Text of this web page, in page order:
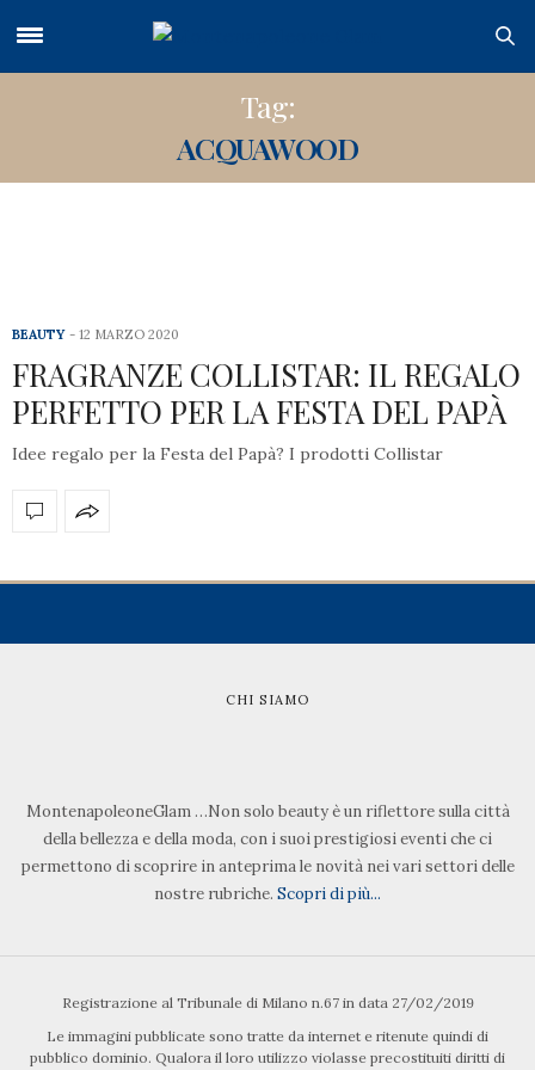
Tag:
ACQUAWOOD
BEAUTY 12 MARZO 2020
FRAGRANZE COLLISTAR: IL REGALO
PERFETTO PER LA FESTA DEL PAPÀ
Idee regalo per la Festa del Papà? I prodotti Collistar
CHI SIAMO
MontenapoleoneGlam …Non solo beauty è un riflettore sulla città
della bellezza e della moda, con i suoi prestigiosi eventi che ci
permettono di scoprire in anteprima le novità nei vari settori delle
nostre rubriche. Scopri di più...
Registrazione al Tribunale di Milano n.67 in data 27/02/2019
Le immagini pubblicate sono tratte da internet e ritenute quindi di
pubblico dominio. Qualora il loro utilizzo violasse precostituiti diritti di